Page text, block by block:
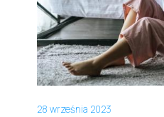
28 września 2023